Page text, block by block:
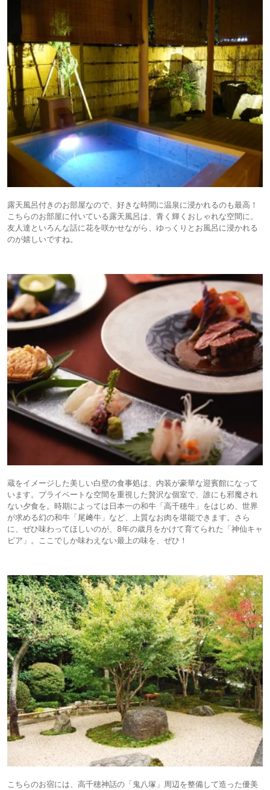
露天風呂付きのお部屋なので、好きな時間に温泉に浸かれるのも最高！
こちらのお部屋に付いている露天風呂は、青く輝くおしゃれな空間に。
友人達といろんな話に花を咲かせながら、ゆっくりとお風呂に浸かれる
のが嬉しいですね。
蔵をイメージした美しい白壁の食事処は、内装が豪華な迎賓館になって
います。プライベートな空間を重視した贅沢な個室で、誰にも邪魔され
ない夕食を。時期によっては日本一の和牛「高千穂牛」をはじめ、世界
が求める幻の和牛「尾﨑牛」など、上質なお肉を堪能できます。さら
に、ぜひ味わってほしいのが、8年の歳月をかけて育てられた「神仙キャ
ビア」。ここでしか味わえない最上の味を、ぜひ！
こちらのお宿には、高千穂神話の「鬼八塚」周辺を整備して造った優美